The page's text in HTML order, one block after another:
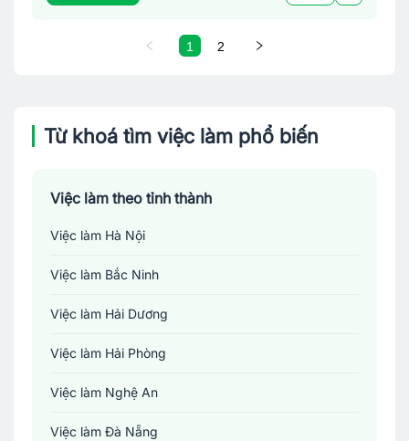
1 2
Từ khoá tìm việc làm phổ biến
Việc làm theo tỉnh thành
Việc làm Hà Nội
Việc làm Bắc Ninh
Việc làm Hải Dương
Việc làm Hải Phòng
Việc làm Nghệ An
Việc làm Đà Nẵng